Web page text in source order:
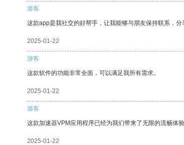
游客
这款app是我社交的好帮手，让我能够与朋友保持联系，分
2025-01-22
游客
这款软件的功能非常全面，可以满足我所有需求。
2025-01-22
游客
这款加速器VPM应用程序已经为我们带来了无限的流畅体验
2025-01-22